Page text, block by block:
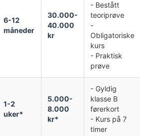
6-12
måneder
30.000-
40.000
kr
- Bestått
teoriprøve
-
Obligatoriske
kurs
- Praktisk
prøve
1-2
uker*
5.000-
8.000
kr*
- Gyldig
klasse B
førerkort
- Kurs på 7
timer